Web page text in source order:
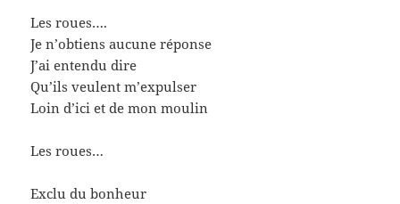
Les roues….
Je n’obtiens aucune réponse
J’ai entendu dire
Qu’ils veulent m’expulser
Loin d’ici et de mon moulin
Les roues…
Exclu du bonheur